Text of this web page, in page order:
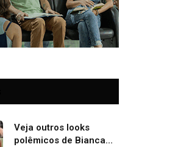
Veja outros looks
polêmicos de Bianca